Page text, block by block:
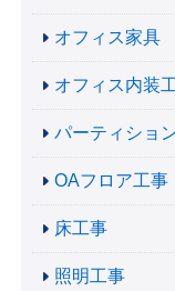
オフィス家具
オフィス内装
パーティショ
OAフロア工事
床工事
照明工事